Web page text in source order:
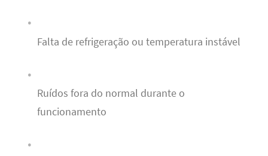
Falta de refrigeração ou temperatura instável
Ruídos fora do normal durante o
funcionamento